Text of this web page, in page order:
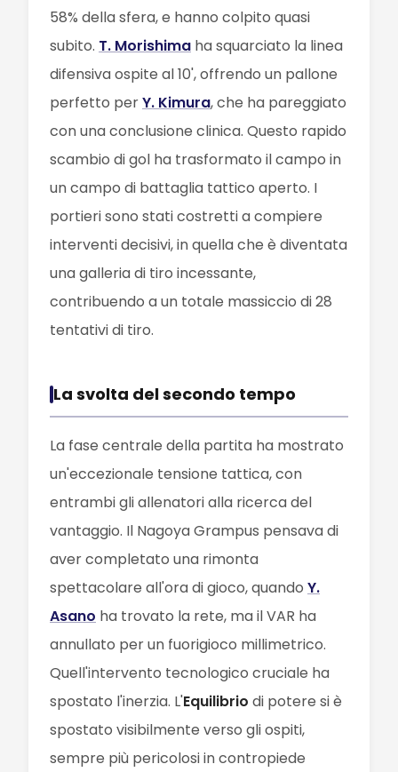
58% della sfera, e hanno colpito quasi
subito. T. Morishima ha squarciato la linea
difensiva ospite al 10', offrendo un pallone
perfetto perY. Kimura, che ha pareggiato
con una conclusione clinica. Questo rapido
scambio di gol ha trasformato il campo in
un campo di battaglia tattico aperto. I
portieri sono stati costretti a compiere
interventi decisivi, in quella che è diventata
una galleria di tiro incessante,
contribuendo a un totale massiccio di 28
tentativi di tiro.
La svolta del secondo tempo
La fase centrale della partita ha mostrato
un'eccezionale tensione tattica, con
entrambi gli allenatori alla ricerca del
vantaggio. Il Nagoya Grampus pensava di
aver completato una rimonta
spettacolare all'ora di gioco, quando Y.
Asano ha trovato la rete, ma il VAR ha
annullato per un fuorigioco millimetrico.
Quell'intervento tecnologico cruciale ha
spostato l'inerzia. L'Equilibrio di potere si è
spostato visibilmente verso gli ospiti,
sempre più pericolosi in contropiede